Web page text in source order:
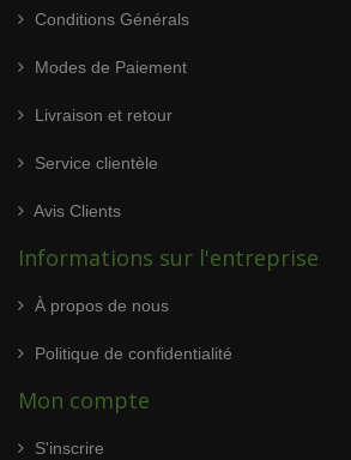
Conditions Générals
Modes de Paiement
Livraison et retour
Service clientèle
Avis Clients
Informations sur l'entreprise
À propos de nous
Politique de confidentialité
Mon compte
S'inscrire